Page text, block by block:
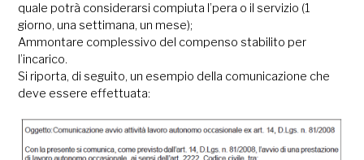
quale potrà considerarsi compiuta l’pera o il servizio (1
giorno, una settimana, un mese);
Ammontare complessivo del compenso stabilito per
l’incarico.
Si riporta, di seguito, un esempio della comunicazione che
deve essere effettuata: